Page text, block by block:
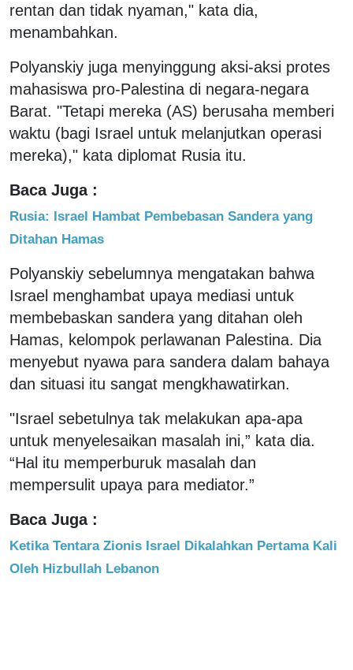
rentan dan tidak nyaman," kata dia,
menambahkan.
Polyanskiy juga menyinggung aksi-aksi protes
mahasiswa pro-Palestina di negara-negara
Barat. "Tetapi mereka (AS) berusaha memberi
waktu (bagi Israel untuk melanjutkan operasi
mereka)," kata diplomat Rusia itu.
Baca Juga :
Rusia: Israel Hambat Pembebasan Sandera yang
Ditahan Hamas
Polyanskiy sebelumnya mengatakan bahwa
Israel menghambat upaya mediasi untuk
membebaskan sandera yang ditahan oleh
Hamas, kelompok perlawanan Palestina. Dia
menyebut nyawa para sandera dalam bahaya
dan situasi itu sangat mengkhawatirkan.
"Israel sebetulnya tak melakukan apa-apa
untuk menyelesaikan masalah ini,” kata dia.
“Hal itu memperburuk masalah dan
mempersulit upaya para mediator.”
Baca Juga :
Ketika Tentara Zionis Israel Dikalahkan Pertama Kali
Oleh Hizbullah Lebanon